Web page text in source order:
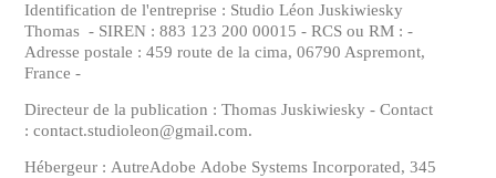
Identification de l'entreprise : Studio Léon Juskiwiesky
Thomas - SIREN : 883 123 200 00015 - RCS ou RM : -
Adresse postale : 459 route de la cima, 06790 Aspremont,
France -
Directeur de la publication : Thomas Juskiwiesky - Contact
: contact.studioleon@gmail.com.
Hébergeur : AutreAdobe Adobe Systems Incorporated, 345